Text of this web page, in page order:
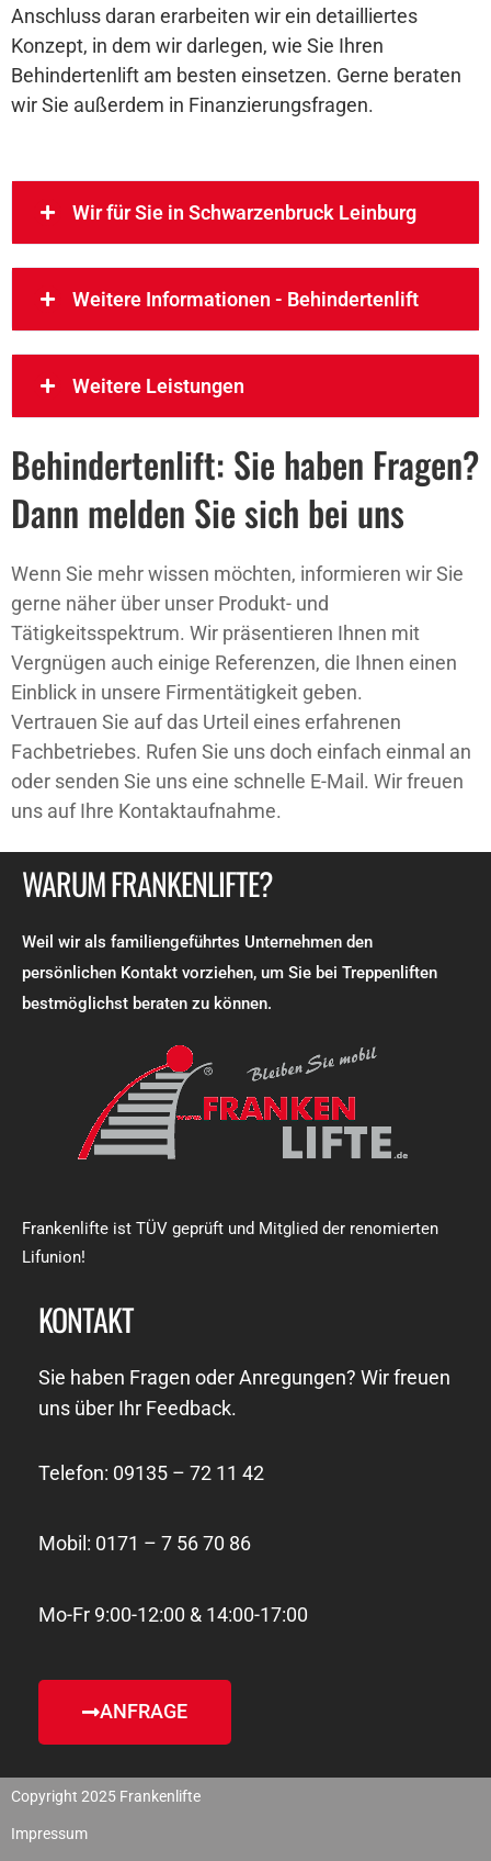
Anschluss daran erarbeiten wir ein detailliertes
Konzept, in dem wir darlegen, wie Sie Ihren
Behindertenlift am besten einsetzen. Gerne beraten
wir Sie außerdem in Finanzierungsfragen.
Wir für Sie in Schwarzenbruck Leinburg
Weitere Informationen - Behindertenlift
Weitere Leistungen
Behindertenlift: Sie haben Fragen?
Dann melden Sie sich bei uns
Wenn Sie mehr wissen möchten, informieren wir Sie
gerne näher über unser Produkt- und
Tätigkeitsspektrum. Wir präsentieren Ihnen mit
Vergnügen auch einige Referenzen, die Ihnen einen
Einblick in unsere Firmentätigkeit geben.
Vertrauen Sie auf das Urteil eines erfahrenen
Fachbetriebes. Rufen Sie uns doch einfach einmal an
oder senden Sie uns eine schnelle E-Mail. Wir freuen
uns auf Ihre Kontaktaufnahme.
WARUM FRANKENLIFTE?
Weil wir als familiengeführtes Unternehmen den
persönlichen Kontakt vorziehen, um Sie bei Treppenliften
bestmöglichst beraten zu können.
Frankenlifte ist TÜV geprüft und Mitglied der renomierten
Lifunion!
KONTAKT
Sie haben Fragen oder Anregungen? Wir freuen
uns über Ihr Feedback.
Telefon: 09135 – 72 11 42
Mobil: 0171 – 7 56 70 86
Mo-Fr 9:00-12:00 & 14:00-17:00
ANFRAGE
Copyright 2025 Frankenlifte
Impressum